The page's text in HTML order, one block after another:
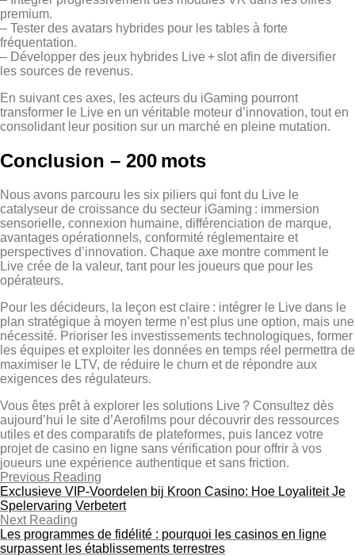
premium.
– Tester des avatars hybrides pour les tables à forte
fréquentation.
– Développer des jeux hybrides Live + slot afin de diversifier
les sources de revenus.
En suivant ces axes, les acteurs du iGaming pourront
transformer le Live en un véritable moteur d’innovation, tout en
consolidant leur position sur un marché en pleine mutation.
Conclusion – 200 mots
Nous avons parcouru les six piliers qui font du Live le
catalyseur de croissance du secteur iGaming : immersion
sensorielle, connexion humaine, différenciation de marque,
avantages opérationnels, conformité réglementaire et
perspectives d’innovation. Chaque axe montre comment le
Live crée de la valeur, tant pour les joueurs que pour les
opérateurs.
Pour les décideurs, la leçon est claire : intégrer le Live dans le
plan stratégique à moyen terme n’est plus une option, mais une
nécessité. Prioriser les investissements technologiques, former
les équipes et exploiter les données en temps réel permettra de
maximiser le LTV, de réduire le churn et de répondre aux
exigences des régulateurs.
Vous êtes prêt à explorer les solutions Live ? Consultez dès
aujourd’hui le site d’Aerofilms pour découvrir des ressources
utiles et des comparatifs de plateformes, puis lancez votre
projet de casino en ligne sans vérification pour offrir à vos
joueurs une expérience authentique et sans friction.
Previous Reading
Exclusieve VIP‑Voordelen bij Kroon Casino: Hoe Loyaliteit Je
Spelervaring Verbetert
Next Reading
Les programmes de fidélité : pourquoi les casinos en ligne
surpassent les établissements terrestres